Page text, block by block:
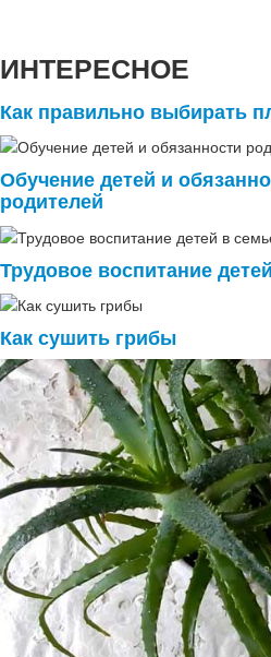
ИНТЕРЕСНОЕ
Как правильно выбирать
Обучение детей и
родителей
Трудовое воспитание
Как сушить грибы